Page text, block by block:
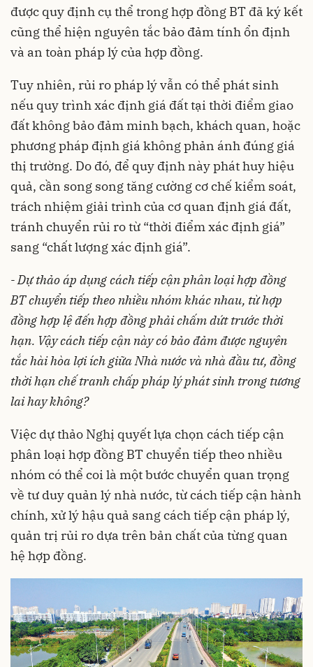
được quy định cụ thể trong hợp đồng BT đã ký kết
cũng thể hiện nguyên tắc bảo đảm tính ổn định
và an toàn pháp lý của hợp đồng.
Tuy nhiên, rủi ro pháp lý vẫn có thể phát sinh
nếu quy trình xác định giá đất tại thời điểm giao
đất không bảo đảm minh bạch, khách quan, hoặc
phương pháp định giá không phản ánh đúng giá
thị trường. Do đó, để quy định này phát huy hiệu
quả, cần song song tăng cường cơ chế kiểm soát,
trách nhiệm giải trình của cơ quan định giá đất,
tránh chuyển rủi ro từ “thời điểm xác định giá”
sang “chất lượng xác định giá”.
-Dự thảo áp dụng cách tiếp cận phân loại hợp đồng
BT chuyển tiếp theo nhiều nhóm khác nhau, từ hợp
đồng hợp lệ đến hợp đồng phải chấm dứt trước thời
hạn. Vậy cách tiếp cận này có bảo đảm được nguyên
tắc hài hòa lợi ích giữa Nhà nước và nhà đầu tư, đồng
thời hạn chế tranh chấp pháp lý phát sinh trong tương
lai hay không?
Việc dự thảo Nghị quyết lựa chọn cách tiếp cận
phân loại hợp đồng BT chuyển tiếp theo nhiều
nhóm có thể coi là một bước chuyển quan trọng
về tư duy quản lý nhà nước, từ cách tiếp cận hành
chính, xử lý hậu quả sang cách tiếp cận pháp lý,
quản trị rủi ro dựa trên bản chất của từng quan
hệ hợp đồng.